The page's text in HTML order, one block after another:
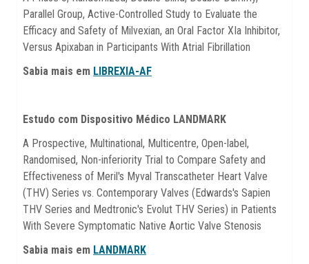
Parallel Group, Active-Controlled Study to Evaluate the
Efficacy and Safety of Milvexian, an Oral Factor XIa Inhibitor,
Versus Apixaban in Participants With Atrial Fibrillation
Sabia mais em LIBREXIA-AF
Estudo com Dispositivo Médico LANDMARK
A Prospective, Multinational, Multicentre, Open-label,
Randomised, Non-inferiority Trial to Compare Safety and
Effectiveness of Meril's Myval Transcatheter Heart Valve
(THV) Series vs. Contemporary Valves (Edwards's Sapien
THV Series and Medtronic's Evolut THV Series) in Patients
With Severe Symptomatic Native Aortic Valve Stenosis
Sabia mais em LANDMARK